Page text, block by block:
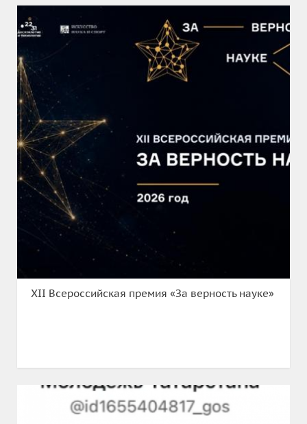
XII Всероссийская премия «За верность науке»